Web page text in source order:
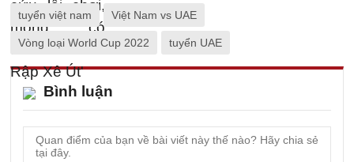
tuyển việt nam Việt Nam vs UAE
Vòng loại World Cup 2022 tuyển UAE
Bình luận